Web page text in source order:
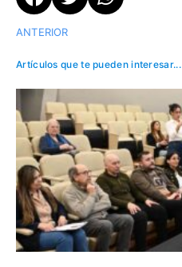
ANTERIOR
Artículos que te pueden interesar...